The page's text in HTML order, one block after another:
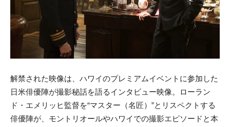
解禁された映像は、ハワイのプレミアムイベントに参加した
日米俳優陣が撮影秘話を語るインタビュー映像。ローラン
ド・エメリッヒ監督を“マスター（名匠）”とリスペクトする
俳優陣が、モントリオールやハワイでの撮影エピソードと本